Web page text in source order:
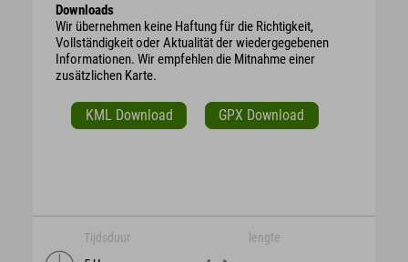
Downloads
Wir übernehmen keine Haftung für die Richtigkeit,
Vollständigkeit oder Aktualität der wiedergegebenen
Informationen. Wir empfehlen die Mitnahme einer
zusätzlichen Karte.
KML Download GPX Download
Tijdsduur lengte